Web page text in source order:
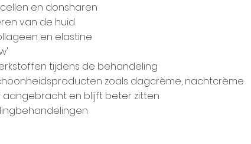
en donsharen
van de huid
en elastine
tijdens de behandeling
zoals dagcrème, nachtcrème
en blijft beter zitten